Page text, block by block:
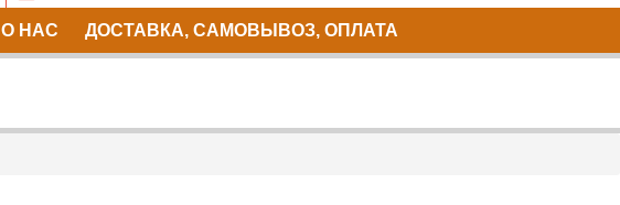
О НАС ДОСТАВКА, САМОВЫВОЗ, ОПЛАТА